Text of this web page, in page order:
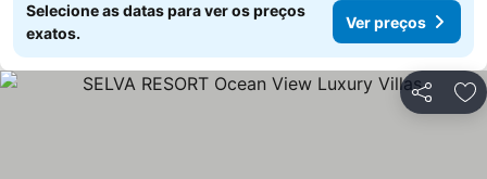
Selecione as datas para ver os preços
exatos.
Ver preços
Partilhar